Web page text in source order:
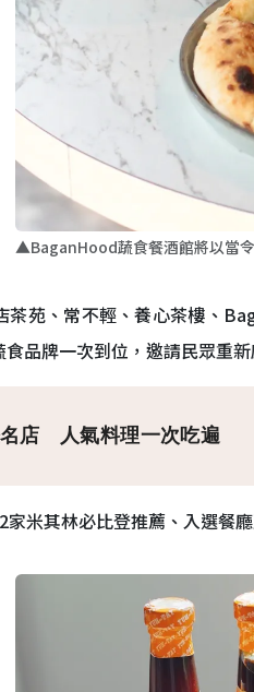
▲BaganHood蔬食餐酒館將以當
茶苑、常不輕、養心茶樓、
品牌一次到位，邀請民眾重
名店 人氣料理一次吃遍
米其林必比登推薦、入選餐